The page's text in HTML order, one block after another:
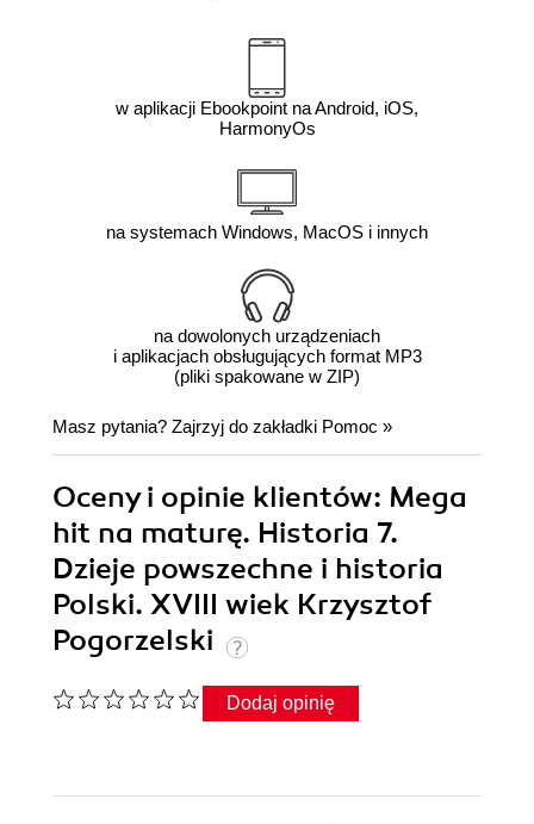
w aplikacji Ebookpoint na Android, iOS,
HarmonyOs
na systemach Windows, MacOS i innych
na dowolonych urządzeniach
i aplikacjach obsługujących format MP3
(pliki spakowane w ZIP)
Masz pytania? Zajrzyj do zakładki Pomoc »
Oceny i opinie klientów: Mega
hit na maturę. Historia 7.
Dzieje powszechne i historia
Polski. XVIII wiek Krzysztof
Pogorzelski
Dodaj opinię